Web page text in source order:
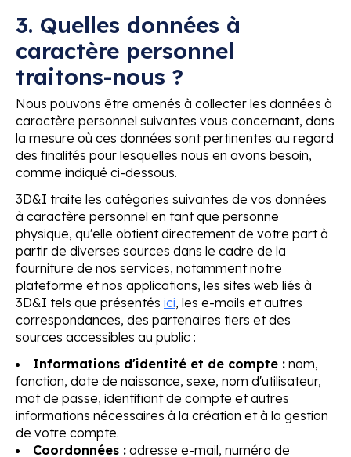
3. Quelles données à
caractère personnel
traitons-nous ?
Nous pouvons être amenés à collecter les données à
caractère personnel suivantes vous concernant, dans
la mesure où ces données sont pertinentes au regard
des finalités pour lesquelles nous en avons besoin,
comme indiqué ci-dessous.
3D&I traite les catégories suivantes de vos données
à caractère personnel en tant que personne
physique, qu'elle obtient directement de votre part à
partir de diverses sources dans le cadre de la
fourniture de nos services, notamment notre
plateforme et nos applications, les sites web liés à
3D&I tels que présentés ici, les e-mails et autres
correspondances, des partenaires tiers et des
sources accessibles au public :
Informations d'identité et de compte : nom,
fonction, date de naissance, sexe, nom d'utilisateur,
mot de passe, identifiant de compte et autres
informations nécessaires à la création et à la gestion
de votre compte.
Coordonnées : adresse e-mail, numéro de